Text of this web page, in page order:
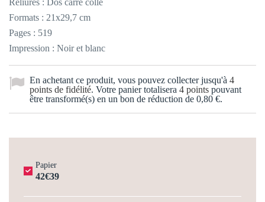
Reliures : Dos carré collé
Formats : 21x29,7 cm
Pages : 519
Impression : Noir et blanc
En achetant ce produit, vous pouvez collecter jusqu'à 4
points de fidélité. Votre panier totalisera 4 points pouvant
être transformé(s) en un bon de réduction de 0,80 €.
Papier
42€39